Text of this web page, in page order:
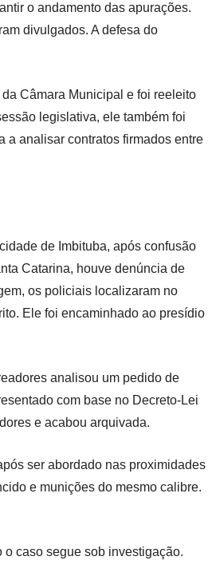
o andamento das apurações.
divulgados. A defesa do
Câmara Municipal e foi reeleito
legislativa, ele também foi
a analisar contratos firmados entre
de Imbituba, após confusão
Catarina, houve denúncia de
os policiais localizaram no
Ele foi encaminhado ao presídio
analisou um pedido de
com base no Decreto-Lei
e acabou arquivada.
ser abordado nas proximidades
e munições do mesmo calibre.
caso segue sob investigação.